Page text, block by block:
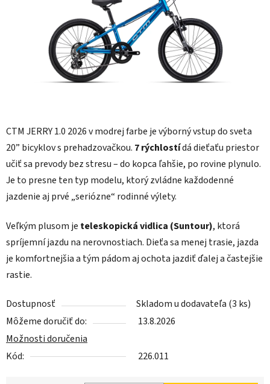
CTM JERRY 1.0 2026 v modrej farbe je výborný vstup do sveta
20” bicyklov s prehadzovačkou. 7 rýchlostídá dieťaťu priestor
učiť sa prevody bez stresu – do kopca ľahšie, po rovine plynulo.
Je to presne ten typ modelu, ktorý zvládne každodenné
jazdenie aj prvé „seriózne“ rodinné výlety.
Veľkým plusom je teleskopická vidlica (Suntour), ktorá
spríjemní jazdu na nerovnostiach. Dieťa sa menej trasie, jazda
je komfortnejšia a tým pádom aj ochota jazdiť ďalej a častejšie
rastie.
Dostupnosť Skladom u dodavateľa (3 ks)
Môžeme doručiť do:
13.8.2026
Možnosti doručenia
Kód:
226.011